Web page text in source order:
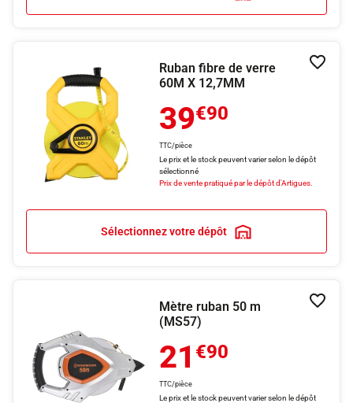
Ruban fibre de verre
60M X 12,7MM
39€90
TTC/pièce
Le prix et le stock peuvent varier selon le dépôt
sélectionné
Prix de vente pratiqué par le dépôt d'Artigues.
Sélectionnez votre dépôt
Mètre ruban 50 m
(MS57)
21 €90
TTC/pièce
Le prix et le stock peuvent varier selon le dépôt